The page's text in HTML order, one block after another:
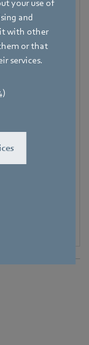
your use of
and
with other
or that
services.